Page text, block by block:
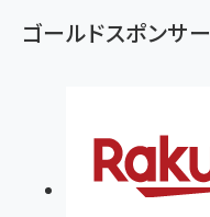
ゴールドスポンサー